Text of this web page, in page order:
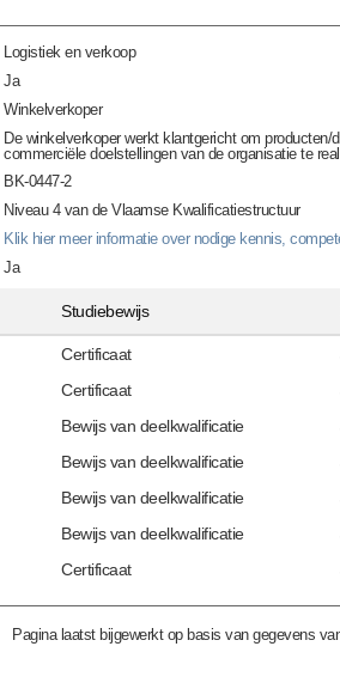
Logistiek en verkoop
Ja
Winkelverkoper
De winkelverkoper werkt klantgericht om
commerciële doelstellingen van de organisatie te
BK-0447-2
Niveau 4 van de Vlaamse Kwalificatiestructuur
Klik hier meer informatie over nodige kennis,
Ja
Studiebewijs
Certificaat
Certificaat
Bewijs van deelkwalificatie
Bewijs van deelkwalificatie
Bewijs van deelkwalificatie
Bewijs van deelkwalificatie
Certificaat
Pagina laatst bijgewerkt op basis van gegevens